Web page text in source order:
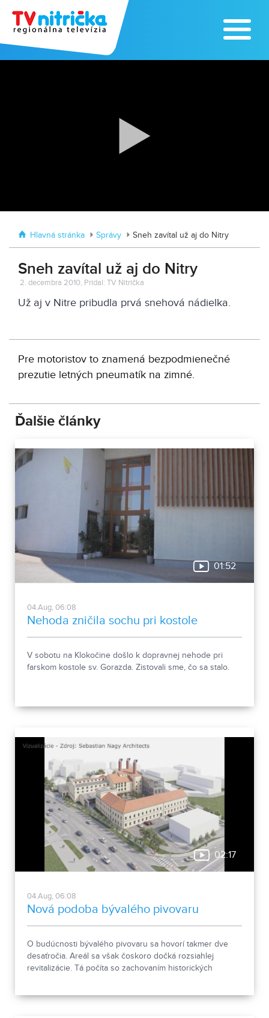
Zoo v Lužiankach
Hlavná stránka Správy Sneh zavítal už aj do Nitry
Sneh zavítal už aj do Nitry
2. decembra 2010, Pridal: TV Nitrička
Už aj v Nitre pribudla prvá snehová nádielka.
Pre motoristov to znamená bezpodmienečné
prezutie letných pneumatík na zimné.
Ďalšie články
01:52
04.Aug, 06:08
Nehoda zničila sochu pri kostole
V sobotu na Klokočine došlo k dopravnej nehode pri
farskom kostole sv. Gorazda. Zistovali sme, čo sa stalo.
02:17
04.Aug, 06:08
Nová podoba bývalého pivovaru
O budúcnosti bývalého pivovaru sa hovorí takmer dve
desaťročia. Areál sa však čoskoro dočká rozsiahlej
revitalizácie. Tá počíta so zachovaním historických